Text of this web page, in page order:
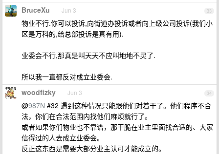
33
BruceXu Jun 3
物业不行.你可以投诉,向街道办投诉或者向上级公司投诉(我们小
区是万科的,给总部投诉是真有用).
业委会不行,那真是叫天天不应叫地地不灵了.
所以我一直都反对成立业委会.
34
woodfizky Jun 3
@987N #32 遇到这种情况只能跟他们对着干了。他们程序不合
法，你们在合法范围内找他们麻烦就行了。
或者如果你们物业也不靠谱，那干脆在业主里面找合适的、大家
信得过的人去成立业委会。
反正这东西是需要大部分业主认可才能成立的。